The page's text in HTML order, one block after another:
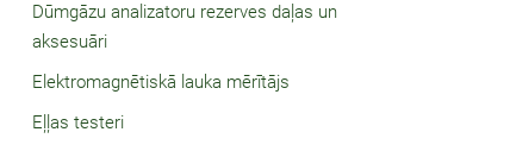
Dūmgāzu analizatoru rezerves daļas un
aksesuāri
Elektromagnētiskā lauka mērītājs
Eļļas testeri